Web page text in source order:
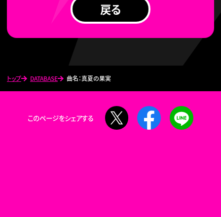
トップ DATABASE 曲名：真夏の果実
戻る
このページをシェアする
Facebook